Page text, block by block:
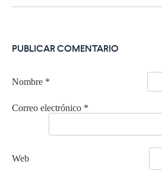
PUBLICAR COMENTARIO
Nombre *
Correo electrónico *
Web